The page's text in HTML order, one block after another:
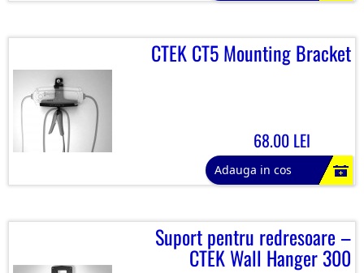
CTEK CT5 Mounting Bracket
68.00 LEI
Adauga in cos
Suport pentru redresoare –
CTEK Wall Hanger 300